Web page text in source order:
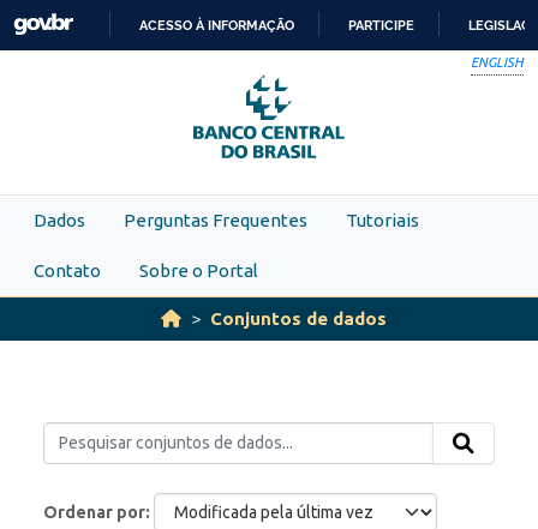
Skip to main content
PARA
O
CONTEÚDO
ACESSO À INFORMAÇÃO PARTICIPE
ENGLISH
Dados Perguntas Frequentes Tutoriais
Contato Sobre o Portal
Conjuntos de dados
Ordenar por